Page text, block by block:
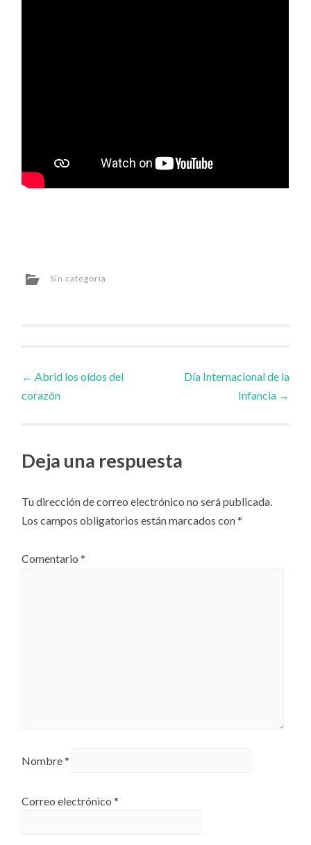
Sin categoría
Navegador
artículos
← Abrid los oídos del
corazón
Día Internacional de la
Infancia →
Deja una respuesta
Tu dirección de correo electrónico no será publicada.
Los campos obligatorios están marcados con*
Comentario*
Nombre*
Correo electrónico*